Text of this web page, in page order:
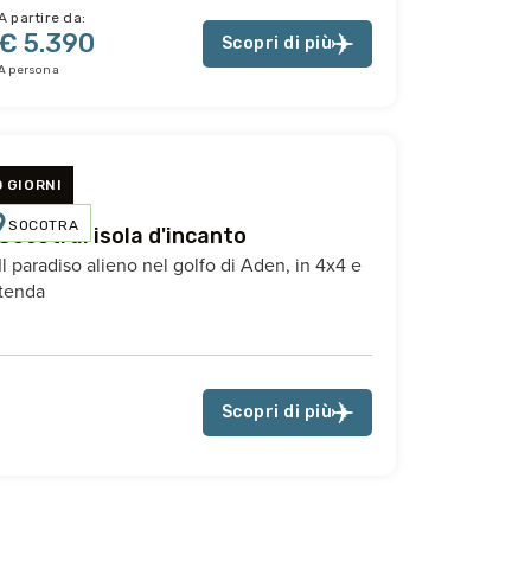
partire da:
5.390
persona
Scopri di più
GIORNI
SOCOTRA
isola d'incanto
Il paradiso alieno nel golfo di Aden, in 4x4 e
Scopri di più